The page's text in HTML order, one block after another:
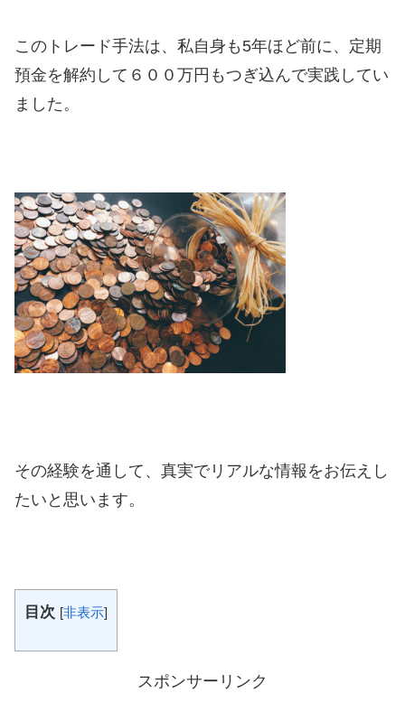
このトレード手法は、私自身も5年ほど前に、定期
預金を解約して６００万円もつぎ込んで実践してい
ました。
その経験を通して、真実でリアルな情報をお伝えし
たいと思います。
目次 [非表示]
スポンサーリンク